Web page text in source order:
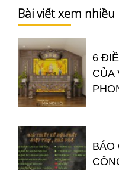
Bài viết xem nhiều
6
CỦA
BÁO